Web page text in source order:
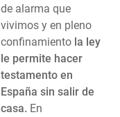
de alarma que
vivimos y en pleno
confinamiento la ley
le permite hacer
testamento en
España sin salir de
casa. En